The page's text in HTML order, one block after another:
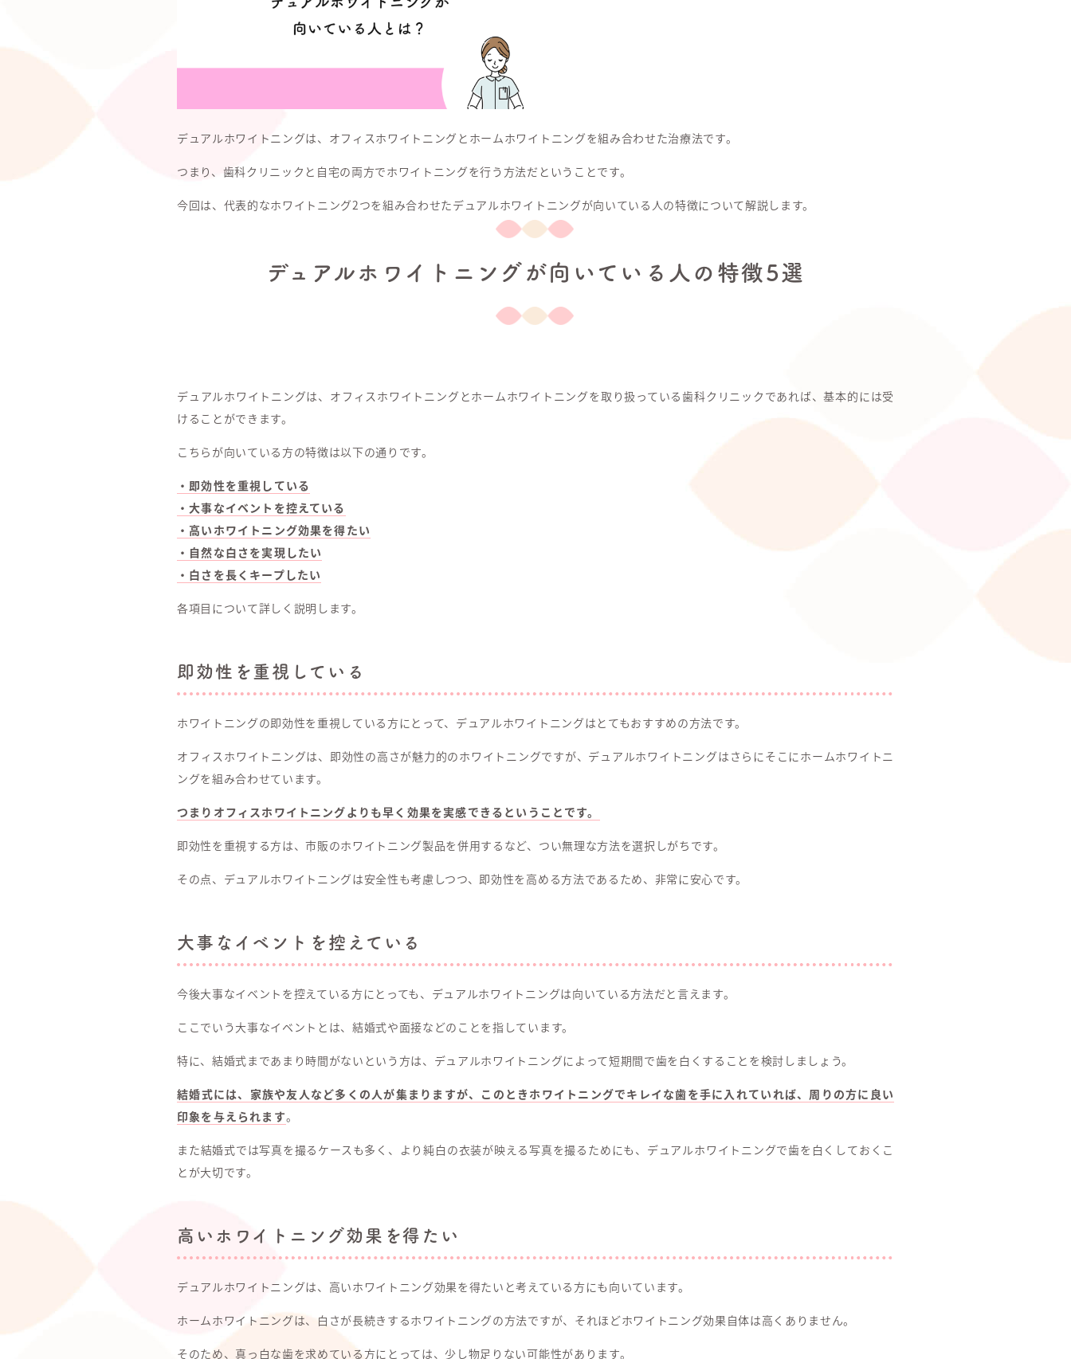
デュアルホワイトニングは、オフィスホワイトニングとホームホワイトニングを組み合わせた治療法です。
つまり、歯科クリニックと自宅の両方でホワイトニングを行う方法だということです。
今回は、代表的なホワイトニング2つを組み合わせたデュアルホワイトニングが向いている人の特徴について解説します。
デュアルホワイトニングが向いている人の特徴5選
デュアルホワイトニングは、オフィスホワイトニングとホームホワイトニングを取り扱っている歯科クリニックであれば、基本的には受
けることができます。
こちらが向いている方の特徴は以下の通りです。
・即効性を重視している
・大事なイベントを控えている
・高いホワイトニング効果を得たい
・自然な白さを実現したい
・白さを長くキープしたい
各項目について詳しく説明します。
即効性を重視している
ホワイトニングの即効性を重視している方にとって、デュアルホワイトニングはとてもおすすめの方法です。
オフィスホワイトニングは、即効性の高さが魅力的のホワイトニングですが、デュアルホワイトニングはさらにそこにホームホワイトニ
ングを組み合わせています。
つまりオフィスホワイトニングよりも早く効果を実感できるということです。
即効性を重視する方は、市販のホワイトニング製品を併用するなど、つい無理な方法を選択しがちです。
その点、デュアルホワイトニングは安全性も考慮しつつ、即効性を高める方法であるため、非常に安心です。
大事なイベントを控えている
今後大事なイベントを控えている方にとっても、デュアルホワイトニングは向いている方法だと言えます。
ここでいう大事なイベントとは、結婚式や面接などのことを指しています。
特に、結婚式まであまり時間がないという方は、デュアルホワイトニングによって短期間で歯を白くすることを検討しましょう。
結婚式には、家族や友人など多くの人が集まりますが、このときホワイトニングでキレイな歯を手に入れていれば、周りの方に良い
印象を与えられます。
また結婚式では写真を撮るケースも多く、より純白の衣装が映える写真を撮るためにも、デュアルホワイトニングで歯を白くしておくこ
とが大切です。
高いホワイトニング効果を得たい
デュアルホワイトニングは、高いホワイトニング効果を得たいと考えている方にも向いています。
ホームホワイトニングは、白さが長続きするホワイトニングの方法ですが、それほどホワイトニング効果自体は高くありません。
そのため、真っ白な歯を求めている方にとっては、少し物足りない可能性があります。